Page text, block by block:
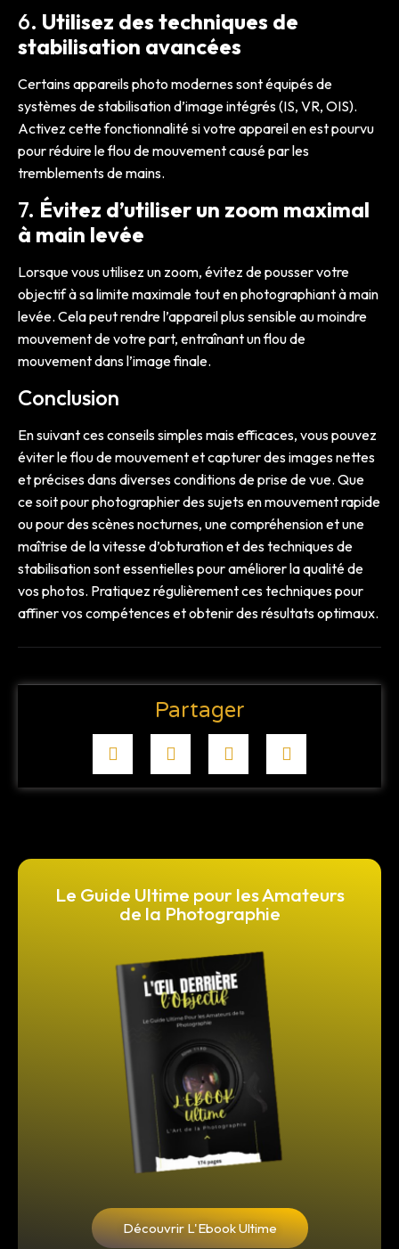
6. Utilisez des techniques de
stabilisation avancées
Certains appareils photo modernes sont équipés de
systèmes de stabilisation d’image intégrés (IS, VR, OIS).
Activez cette fonctionnalité si votre appareil en est pourvu
pour réduire le flou de mouvement causé par les
tremblements de mains.
7. Évitez d’utiliser un zoom maximal
à main levée
Lorsque vous utilisez un zoom, évitez de pousser votre
objectif à sa limite maximale tout en photographiant à main
levée. Cela peut rendre l’appareil plus sensible au moindre
mouvement de votre part, entraînant un flou de
mouvement dans l’image finale.
Conclusion
En suivant ces conseils simples mais efficaces, vous pouvez
éviter le flou de mouvement et capturer des images nettes
et précises dans diverses conditions de prise de vue. Que
ce soit pour photographier des sujets en mouvement rapide
ou pour des scènes nocturnes, une compréhension et une
maîtrise de la vitesse d’obturation et des techniques de
stabilisation sont essentielles pour améliorer la qualité de
vos photos. Pratiquez régulièrement ces techniques pour
affiner vos compétences et obtenir des résultats optimaux.
Partager
Le Guide Ultime pour les Amateurs
de la Photographie
Découvrir L'Ebook Ultime